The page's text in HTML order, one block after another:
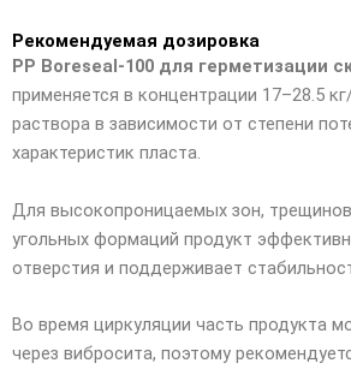
Рекомендуемая дозировка
PP Boreseal-100 для герметизации
применяется в концентрации 17–28.5
раствора в зависимости от степени
характеристик пласта.
Для высокопроницаемых зон,
угольных формаций продукт
отверстия и поддерживает
Во время циркуляции часть продукта
через вибросита, поэтому